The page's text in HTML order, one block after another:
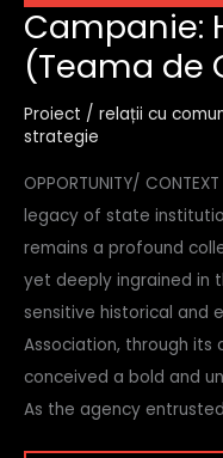
Campanie:
(Teama de
Proiect / relații cu
strategie
OPPORTUNITY/
legacy of state
remains a profound
yet deeply ingrained in
sensitive historical and
Association, through its
conceived a bold and
As the agency
campanie:
horror
vacui
(teama
de
gol)